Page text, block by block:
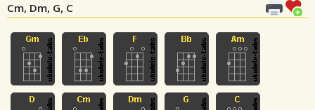
Cm, Dm, G, C